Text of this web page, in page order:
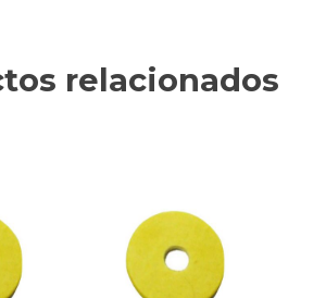
relacionados